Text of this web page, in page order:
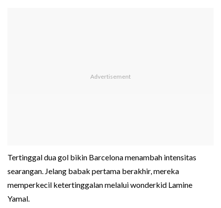
Tertinggal dua gol bikin Barcelona menambah intensitas
searangan. Jelang babak pertama berakhir, mereka
memperkecil ketertinggalan melalui wonderkid Lamine
Yamal.